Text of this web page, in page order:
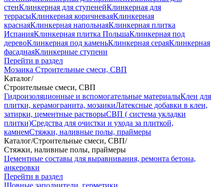
стенКлинкерная для ступенейКлинкерная для
террасыКлинкерная коричневаяКлинкерная
краснаяКлинкерная напольнаяКлинкерная плитка
ИспанияКлинкерная плитка ПольшаКлинкерная под
деревоКлинкерная под каменьКлинкерная сераяКлинкерная
фасаднаяКлинкерные ступени
Перейти в раздел
Мозаика Строительные смеси, СВП
Каталог/
Строительные смеси, СВП
Гидроизоляционные и вспомогательные материалыКлеи для
плитки, керамогранита, мозаикиЛатексные добавки в клеи,
затирки, цементные растворыСВП ( система укладки
плитки)Средства для очистки и ухода за плиткой,
камнемСтяжки, наливные полы, праймеры
Каталог/Строительные смеси, СВП/
Стяжки, наливные полы, праймеры
Цементные составы для выравнивания, ремонта бетона,
анкеровки
Перейти в раздел
Шовные заполнители, герметики